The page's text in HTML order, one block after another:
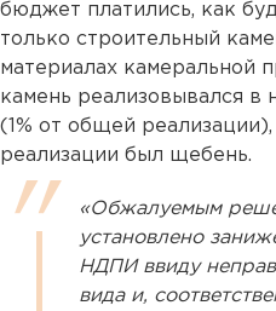
бюджет платились, как
только строительный
материалах камеральной
камень реализовывался в
(1% от общей
реализации был щебень.
«Обжалуемым
установлено
НДПИ ввиду
вида и,